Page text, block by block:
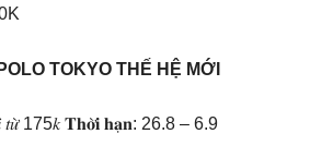
TOKYO THẾ HỆ MỚI
175𝑘 𝐓𝐡𝐨̛̀𝐢 𝐡𝐚̣𝐧: 26.8 – 6.9